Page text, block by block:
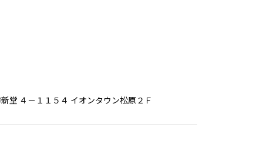
堂 ４－１１５４ イオンタウン松原２Ｆ